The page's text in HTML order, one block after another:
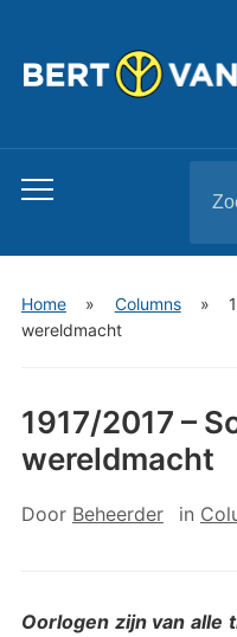
Toggle
menu
naar:
Home» Columns»
wereldmacht
1917/2017 –
wereldmacht
Door Beheerder in
Oorlogen zijn van alle